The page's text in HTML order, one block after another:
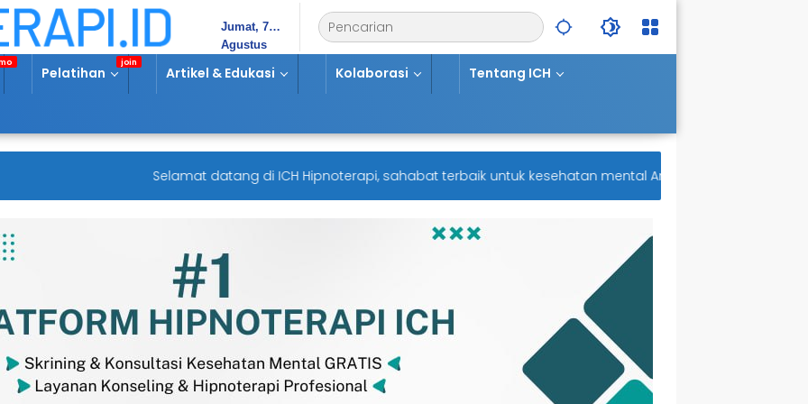
Jumat, 7
Agustus
Pelatihan Artikel & Edukasi Kolaborasi Tentang ICH
Selamat datang di ICH Hipnoterapi, sahabat terbaik untuk kesehatan mental Anda! Semoga Anda selalu